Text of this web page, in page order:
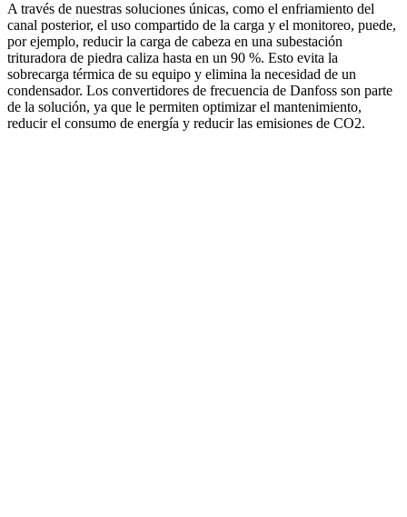
A través de nuestras soluciones únicas, como el enfriamiento del
canal posterior, el uso compartido de la carga y el monitoreo, puede,
por ejemplo, reducir la carga de cabeza en una subestación
trituradora de piedra caliza hasta en un 90 %. Esto evita la
sobrecarga térmica de su equipo y elimina la necesidad de un
condensador. Los convertidores de frecuencia de Danfoss son parte
de la solución, ya que le permiten optimizar el mantenimiento,
reducir el consumo de energía y reducir las emisiones de CO2.